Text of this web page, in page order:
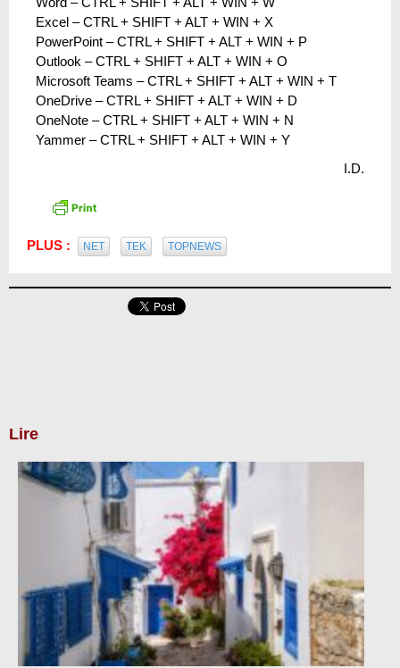
Excel – CTRL + SHIFT + ALT + WIN + X
PowerPoint – CTRL + SHIFT + ALT + WIN + P
Outlook – CTRL + SHIFT + ALT + WIN + O
Microsoft Teams – CTRL + SHIFT + ALT + WIN + T
OneDrive – CTRL + SHIFT + ALT + WIN + D
OneNote – CTRL + SHIFT + ALT + WIN + N
Yammer – CTRL + SHIFT + ALT + WIN + Y
I.D.
PLUS : NET TEK TOPNEWS
Lire